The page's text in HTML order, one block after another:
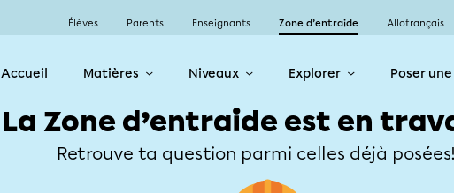
Élèves Parents Enseignants Zone d’entraide Allofrançais
Accueil Matières Niveaux Explorer Poser
La Zone d’entraide est en
Retrouve ta question parmi celles déjà